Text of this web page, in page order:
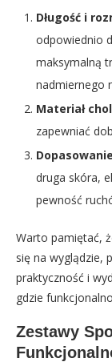
Długość i
odpowiednio
maksymalną
nadmiernego
Materiał
zapewniać
druga skóra,
pewność
Warto pamiętać,
się na wyglądzie,
praktyczność i
gdzie
Zestawy